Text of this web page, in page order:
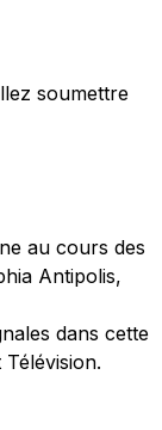
soumettre
au cours des
Antipolis,
dans cette